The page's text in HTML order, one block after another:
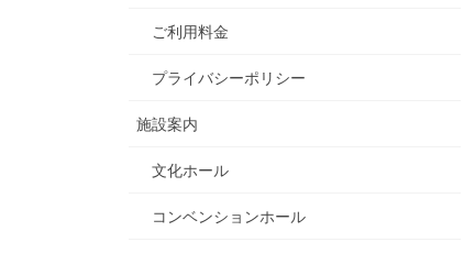
ご利用料金
プライバシーポリシー
施設案内
文化ホール
コンベンションホール